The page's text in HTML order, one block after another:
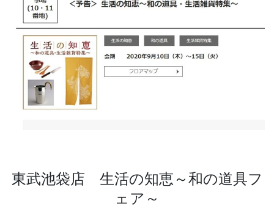
東武池袋店 生活の知恵～和の道具フ
ェア～